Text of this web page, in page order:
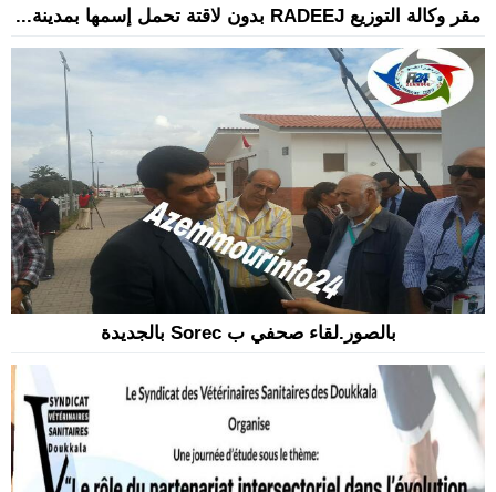
مقر وكالة التوزيع RADEEJ بدون لاقتة تحمل إسمها بمدينة...
بالصور.لقاء صحفي ب Sorec بالجديدة